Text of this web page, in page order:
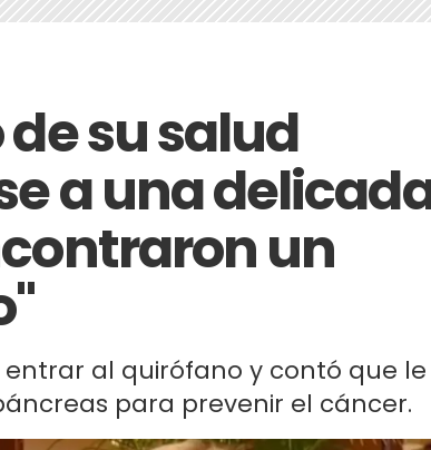
su salud
a una
un
al quirófano y contó que le
para prevenir el cáncer.